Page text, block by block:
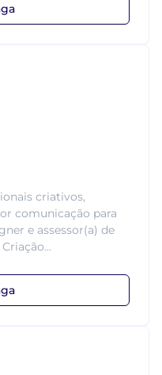
criativos,
comunicação para
e assessor(a) de